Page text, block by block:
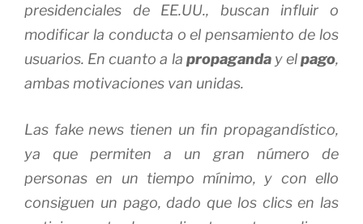
presidenciales de EE.UU., buscan influir o
modificar la conducta o el pensamiento de los
usuarios. En cuanto a la propaganday elpago,
ambas motivaciones van unidas.
Las fake news tienen un fin propagandístico,
ya que permiten a un gran número de
personas en un tiempo mínimo, y con ello
consiguen un pago, dado que los clics en las